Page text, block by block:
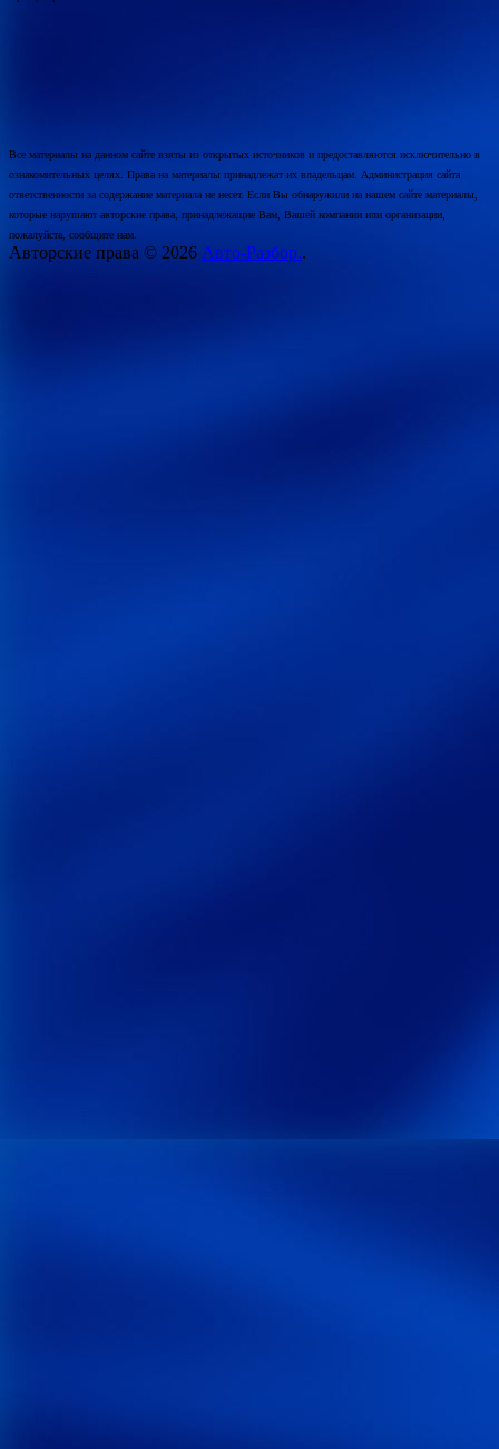
Все материалы на данном сайте взяты из открытых источников и предоставляются исключительно в
ознакомительных целях. Права на материалы принадлежат их владельцам. Администрация сайта
ответственности за содержание материала не несет. Если Вы обнаружили на нашем сайте материалы,
которые нарушают авторские права, принадлежащие Вам, Вашей компании или организации,
пожалуйста, сообщите нам.
Авторские права © 2026 Авто-Разбор..